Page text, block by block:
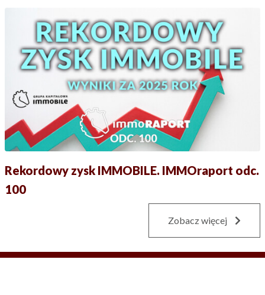
Rekordowy zysk IMMOBILE. IMMOraport odc.
100
Zobacz więcej